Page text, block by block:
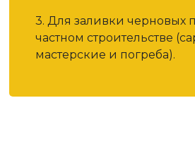
3. Для заливки черновых
частном строительстве
мастерские и погреба).